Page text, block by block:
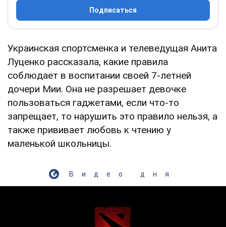
Подписаться
Украинская спортсменка и телеведущая Анита
Луценко рассказала, какие правила
соблюдает в воспитании своей 7-летней
дочери Мии. Она не разрешает девочке
пользоваться гаджетами, если что-то
запрещает, то нарушить это правило нельзя, а
также прививает любовь к чтению у
маленькой школьницы.
Видео дня